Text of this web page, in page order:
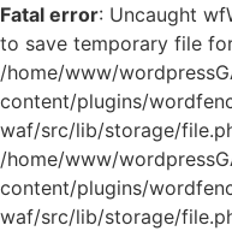
Fatal error: Uncaught
to save temporary file
/home/www/
content/plugins/
waf/src/lib/storage/
/home/www/
content/plugins/
waf/src/lib/storage/